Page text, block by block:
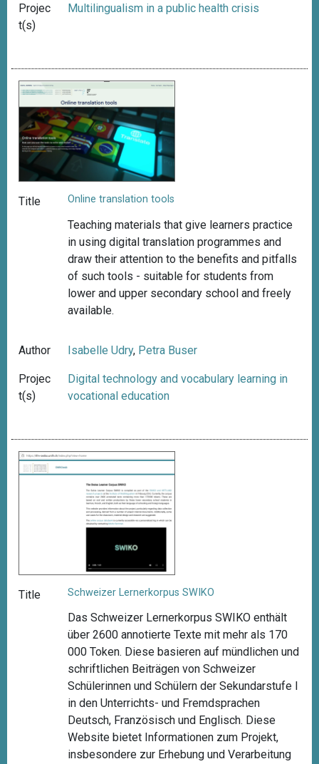
Projec
t(s)
Multilingualism in a public health crisis
Title Online translation tools
Teaching materials that give learners practice
in using digital translation programmes and
draw their attention to the benefits and pitfalls
of such tools - suitable for students from
lower and upper secondary school and freely
available.
Author Isabelle Udry, Petra Buser
Projec
t(s)
Digital technology and vocabulary learning in
vocational education
Title Schweizer Lernerkorpus SWIKO
Das Schweizer Lernerkorpus SWIKO enthält
über 2600 annotierte Texte mit mehr als 170
000 Token. Diese basieren auf mündlichen und
schriftlichen Beiträgen von Schweizer
Schülerinnen und Schülern der Sekundarstufe I
in den Unterrichts- und Fremdsprachen
Deutsch, Französisch und Englisch. Diese
Website bietet Informationen zum Projekt,
insbesondere zur Erhebung und Verarbeitung